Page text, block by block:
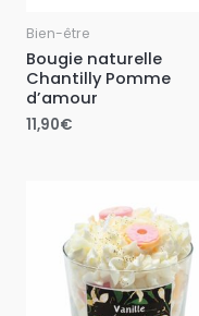
Bien-être
Bougie naturelle
Chantilly Pomme
d’amour
11,90€